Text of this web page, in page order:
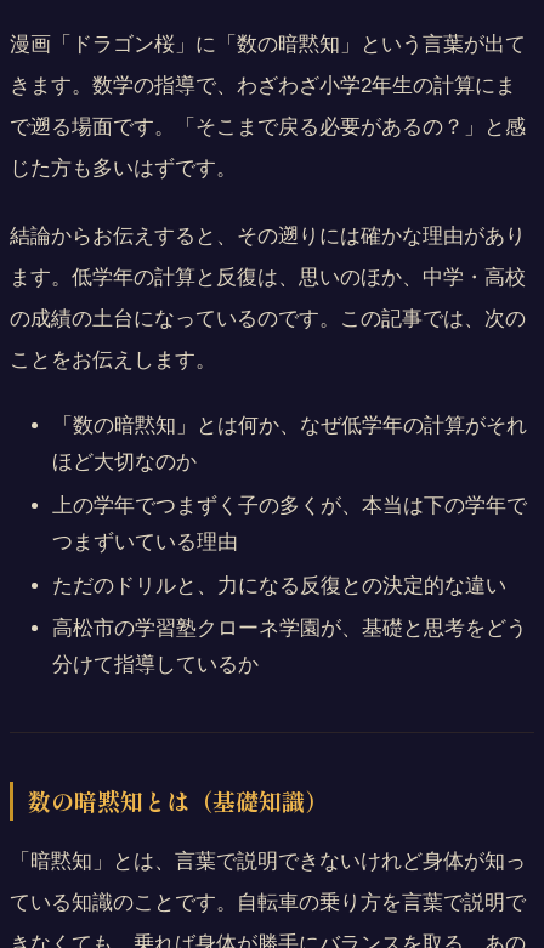
漫画「ドラゴン桜」に「数の暗黙知」という言葉が出て
きます。数学の指導で、わざわざ小学2年生の計算にま
で遡る場面です。「そこまで戻る必要があるの？」と感
じた方も多いはずです。
結論からお伝えすると、その遡りには確かな理由があり
ます。低学年の計算と反復は、思いのほか、中学・高校
の成績の土台になっているのです。この記事では、次の
ことをお伝えします。
「数の暗黙知」とは何か、なぜ低学年の計算がそれ
ほど大切なのか
上の学年でつまずく子の多くが、本当は下の学年で
つまずいている理由
ただのドリルと、力になる反復との決定的な違い
高松市の学習塾クローネ学園が、基礎と思考をどう
分けて指導しているか
数の暗黙知とは（基礎知識）
「暗黙知」とは、言葉で説明できないけれど身体が知っ
ている知識のことです。自転車の乗り方を言葉で説明で